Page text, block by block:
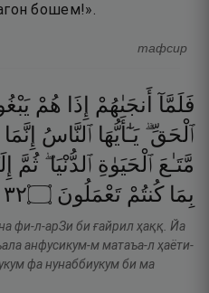
бошем!».
тафсир
فَلَمَّآ أَنجَىٰهُمْ إِذَا هُمْ
ٱلْحَقِّ ۗ يَـٰٓأَيُّهَا ٱلنَّاسُ إِنَّمَا
مَّتَـٰعَ ٱلْحَيَوٰةِ ٱلدُّنْيَا ۖ ثُمَّ
بِمَا كُنتُمْ تَعْمَلُونَ ۝٢٣
фи-л-арЗи би ғайрил ҳаққ. Йа
анфусикум-м матаъа-л ҳаёти-
фа нунаббиукум би ма